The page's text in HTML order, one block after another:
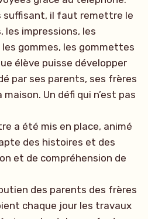
suffisant, il faut remettre le
les impressions, les
les gommes, les gommettes
élève puisse développer
par ses parents, ses frères
Un défi qui n’est pas
a été mis en place, animé
des histoires et des
et de compréhension de
des parents des frères
chaque jour les travaux